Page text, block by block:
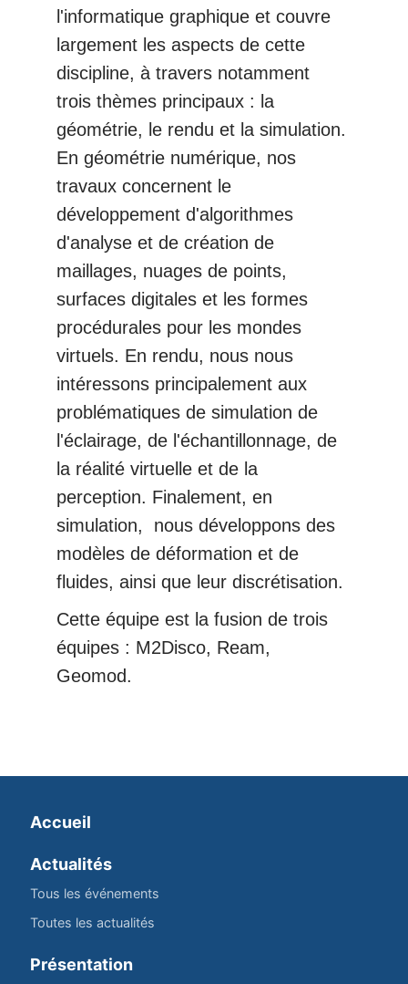
l'informatique graphique et couvre
largement les aspects de cette
discipline, à travers notamment
trois thèmes principaux : la
géométrie, le rendu et la simulation.
En géométrie numérique, nos
travaux concernent le
développement d'algorithmes
d'analyse et de création de
maillages, nuages de points,
surfaces digitales et les formes
procédurales pour les mondes
virtuels. En rendu, nous nous
intéressons principalement aux
problématiques de simulation de
l'éclairage, de l'échantillonnage, de
la réalité virtuelle et de la
perception. Finalement, en
simulation, nous développons des
modèles de déformation et de
fluides, ainsi que leur discrétisation.
Cette équipe est la fusion de trois
équipes : M2Disco, Ream,
Geomod.
Accueil
Actualités
Tous les événements
Toutes les actualités
Présentation